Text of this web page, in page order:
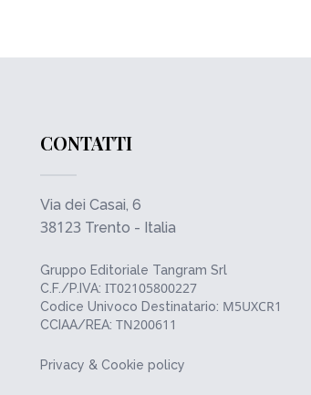
CONTATTI
Via dei Casai, 6
38123 Trento - Italia
Gruppo Editoriale Tangram Srl
C.F./P.IVA: IT02105800227
Codice Univoco Destinatario: M5UXCR1
CCIAA/REA: TN200611
Privacy & Cookie policy